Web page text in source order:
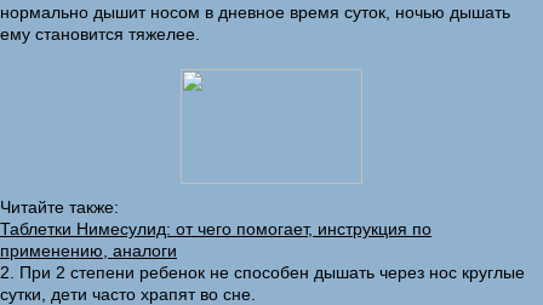
нормально дышит носом в дневное время суток, ночью дышать
ему становится тяжелее.
Читайте также:
Таблетки Нимесулид: от чего помогает, инструкция по
применению, аналоги
2. При 2 степени ребенок не способен дышать через нос круглые
сутки, дети часто храпят во сне.